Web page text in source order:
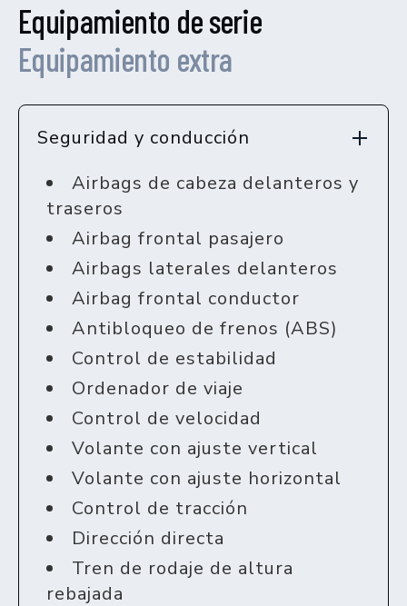
Equipamiento de serie
Equipamiento extra
Seguridad y conducción
Airbags de cabeza delanteros y
traseros
Airbag frontal pasajero
Airbags laterales delanteros
Airbag frontal conductor
Antibloqueo de frenos (ABS)
Control de estabilidad
Ordenador de viaje
Control de velocidad
Volante con ajuste vertical
Volante con ajuste horizontal
Control de tracción
Dirección directa
Tren de rodaje de altura
rebajada